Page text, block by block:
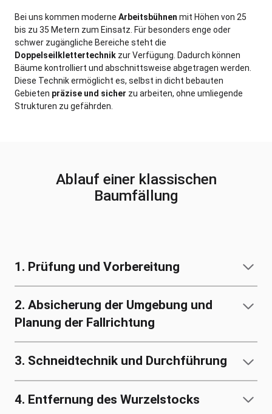
Bei uns kommen moderne Arbeitsbühnen mit Höhen von 25
bis zu 35 Metern zum Einsatz. Für besonders enge oder
schwer zugängliche Bereiche steht die
Doppelseilklettertechnik zur Verfügung. Dadurch können
Bäume kontrolliert und abschnittsweise abgetragen werden.
Diese Technik ermöglicht es, selbst in dicht bebauten
Gebieten präzise und sicher zu arbeiten, ohne umliegende
Strukturen zu gefährden.
Ablauf einer klassischen
Baumfällung
1. Prüfung und Vorbereitung
2. Absicherung der Umgebung und
Planung der Fallrichtung
3. Schneidtechnik und Durchführung
4. Entfernung des Wurzelstocks